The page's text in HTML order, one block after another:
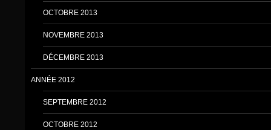
OCTOBRE 2013
NOVEMBRE 2013
DÉCEMBRE 2013
ANNÉE 2012
SEPTEMBRE 2012
OCTOBRE 2012